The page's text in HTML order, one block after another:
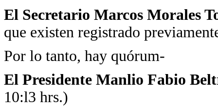
El Secretario Marcos Morales
que existen registrado
Por lo tanto, hay quórum-
El Presidente Manlio Fabio
10:l3 hrs.)